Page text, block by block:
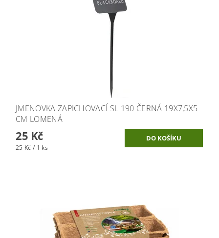
JMENOVKA ZAPICHOVACÍ SL 190 ČERNÁ 19X7,5X5
CM LOMENÁ
25 Kč
25 Kč / 1 ks